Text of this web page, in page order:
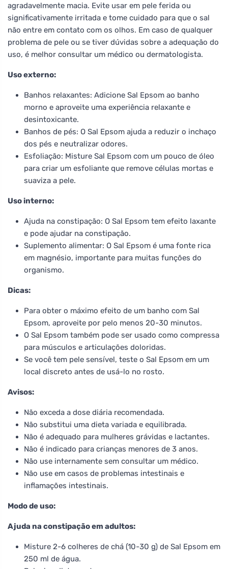
agradavelmente macia. Evite usar em pele ferida ou
significativamente irritada e tome cuidado para que o sal
não entre em contato com os olhos. Em caso de qualquer
problema de pele ou se tiver dúvidas sobre a adequação do
uso, é melhor consultar um médico ou dermatologista.
Uso externo:
Banhos relaxantes: Adicione Sal Epsom ao banho
morno e aproveite uma experiência relaxante e
desintoxicante.
Banhos de pés: O Sal Epsom ajuda a reduzir o inchaço
dos pés e neutralizar odores.
Esfoliação: Misture Sal Epsom com um pouco de óleo
para criar um esfoliante que remove células mortas e
suaviza a pele.
Uso interno:
Ajuda na constipação: O Sal Epsom tem efeito laxante
e pode ajudar na constipação.
Suplemento alimentar: O Sal Epsom é uma fonte rica
em magnésio, importante para muitas funções do
organismo.
Dicas:
Para obter o máximo efeito de um banho com Sal
Epsom, aproveite por pelo menos 20-30 minutos.
O Sal Epsom também pode ser usado como compressa
para músculos e articulações doloridas.
Se você tem pele sensível, teste o Sal Epsom em um
local discreto antes de usá-lo no rosto.
Avisos:
Não exceda a dose diária recomendada.
Não substitui uma dieta variada e equilibrada.
Não é adequado para mulheres grávidas e lactantes.
Não é indicado para crianças menores de 3 anos.
Não use internamente sem consultar um médico.
Não use em casos de problemas intestinais e
inflamações intestinais.
Modo de uso:
Ajuda na constipação em adultos:
Misture 2-6 colheres de chá (10-30 g) de Sal Epsom em
250 ml de água.